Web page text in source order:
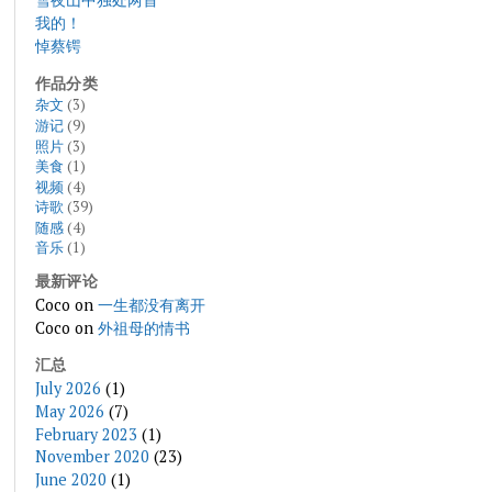
我的！
悼蔡锷
作品分类
杂文 (3)
游记(9)
照片(3)
美食 (1)
视频(4)
诗歌 (39)
随感(4)
音乐(1)
最新评论
Coco on 一生都没有离开
Coco on 外祖母的情书
汇总
July 2026 (1)
May 2026 (7)
February 2023 (1)
November 2020 (23)
June 2020 (1)